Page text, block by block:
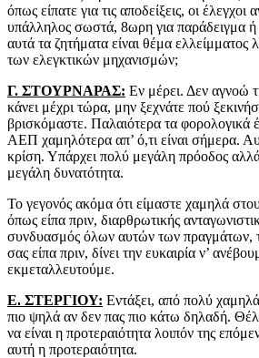
όπως είπατε για τις αποδείξεις, οι έλεγχοι
υπάλληλος σωστά, 8ωρη για παράδειγμα
αυτά τα ζητήματα είναι θέμα ελλείμματος
των ελεγκτικών μηχανισμών;
Γ. ΣΤΟΥΡΝΑΡΑΣ: Εν μέρει. Δεν αγνοώ
κάνει μέχρι τώρα, μην ξεχνάτε πού
βρισκόμαστε. Παλαιότερα τα φορολογικά
ΑΕΠ χαμηλότερα απ’ ό,τι είναι σήμερα.
κρίση. Υπάρχει πολύ μεγάλη πρόοδος
μεγάλη δυνατότητα.
Το γεγονός ακόμα ότι είμαστε χαμηλά
όπως είπα πριν, διαρθρωτικής
συνδυασμός όλων αυτών των
σας είπα πριν, δίνει την ευκαιρία ν’
εκμεταλλευτούμε.
Ε. ΣΤΕΡΓΙΟΥ: Εντάξει, από πολύ
πιο ψηλά αν δεν πας πιο κάτω δηλαδή.
να είναι η προτεραιότητα λοιπόν της
αυτή η προτεραιότητα.